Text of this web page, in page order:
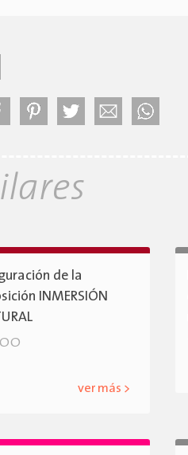
de la
INMERSIÓN
ver más >